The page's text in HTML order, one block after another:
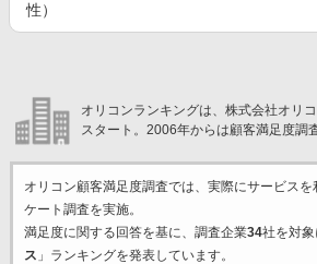
性）
オリコンランキングは、株式会社オリ
スタート。2006年からは顧客満足度調
オリコン顧客満足度調査では、実際にサービスを
ケート調査を実施。
満足度に関する回答を基に、調査企業34社を対象
ス 」ランキングを発表しています。